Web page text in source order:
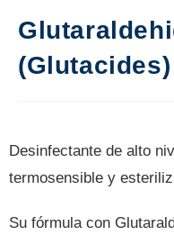
Desinfectante de alto
termosensible y
Su fórmula con